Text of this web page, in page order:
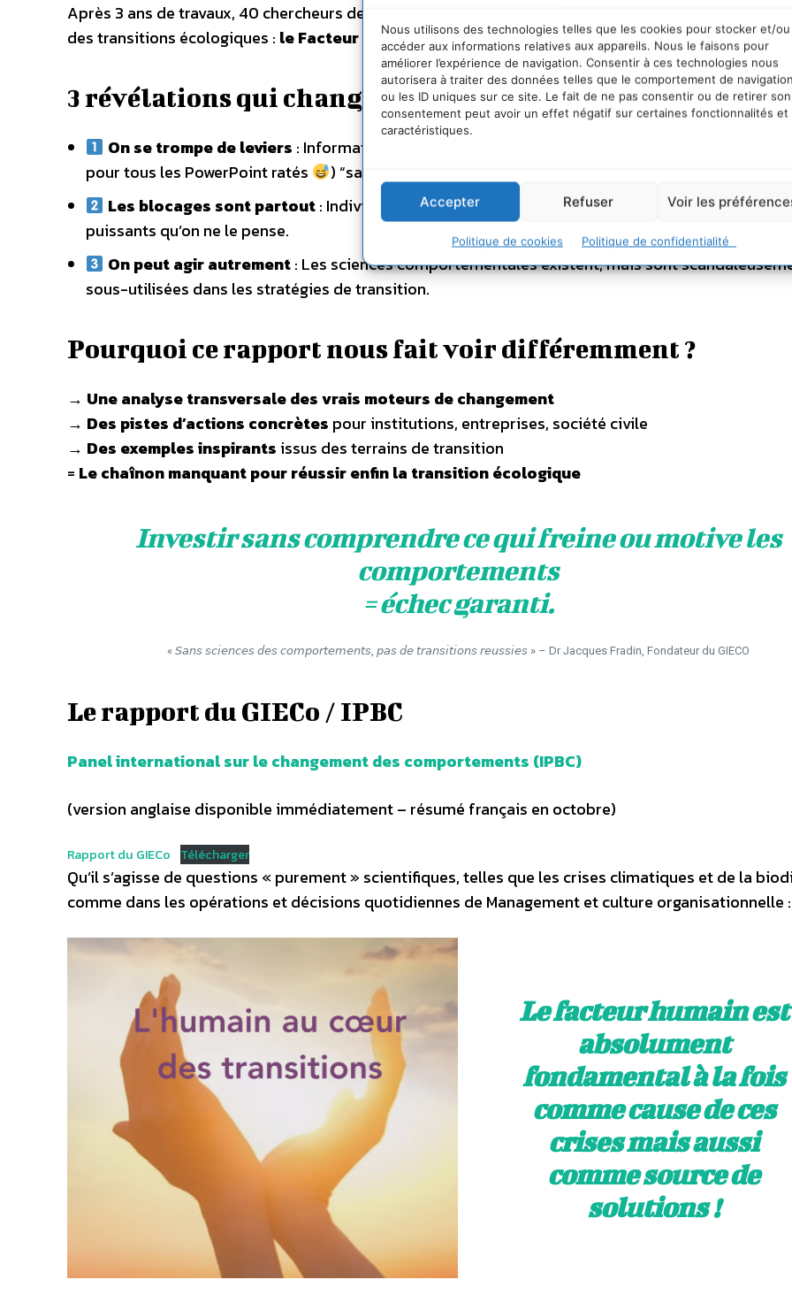
Nous utilisons des technologies telles que les cookies pour stocker et/ou
accéder aux informations relatives aux appareils. Nous le faisons pour
améliorer l’expérience de navigation. Consentir à ces technologies nous
autorisera à traiter des données telles que le comportement de navigation
ou les ID uniques sur ce site. Le fait de ne pas consentir ou de retirer son
consentement peut avoir un effet négatif sur certaines fonctionnalités et
caractéristiques.
Accepter Refuser Voir les
Politique de cookies Politique de confidentialité
Après 3 ans de travaux, 40 chercheurs de 35 universités, 14 disciplines et 20 pays dévoilent l’
des transitions écologiques : le Facteur Humain.
3 révélations qui changent tout
On se trompe de leviers : Information + incitations + peur ≠ changement de comportement
pour tous les PowerPoint ratés
) “savoir ne suffit pas à changer”
Les blocages sont partout: Individuels, collectifs, culturels, organisationnels… Et ils sont
puissants qu’on ne le pense.
On peut agir autrement: Les sciences comportementales existent, mais sont
sous-utilisées dans les stratégies de transition.
Pourquoi ce rapport nous fait voir différemment ?
→ Une analyse transversale des vrais moteurs de changement
→ Des pistes d’actions concrètes pour institutions, entreprises, société civile
→ Des exemples inspirants issus des terrains de transition
= Le chaînon manquant pour réussir enfin la transition écologique
Investir sans comprendre ce qui freine ou motive les
comportements
= échec garanti.
« 𝘚𝘢𝘯𝘴 𝘴𝘤𝘪𝘦𝘯𝘤𝘦𝘴 𝘥𝘦𝘴 𝘤𝘰𝘮𝘱𝘰𝘳𝘵𝘦𝘮𝘦𝘯𝘵𝘴, 𝘱𝘢𝘴 𝘥𝘦 𝘵𝘳𝘢𝘯𝘴𝘪𝘵𝘪𝘰𝘯𝘴 𝘳𝘦𝘶𝘴𝘴𝘪𝘦𝘴 » – Dr Jacques Fradin, Fondateur du GIECO
Le rapport du GIECo / IPBC
Panel international sur le changement des comportements (IPBC)
(version anglaise disponible immédiatement – résumé français en octobre)
Rapport du GIECo Télécharger
Qu’il s’agisse de questions « purement » scientifiques, telles que les crises climatiques et de la
comme dans les opérations et décisions quotidiennes de Management et culture organisationnelle :
Le facteur humain est
absolument
fondamental à la fois
comme cause de ces
crises mais aussi
comme source de
solutions !